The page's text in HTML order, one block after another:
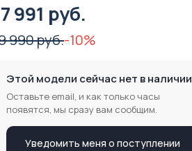
991 руб.
990 руб.-10%
Этой модели сейчас нет в наличии
Оставьте email, и как только часы
появятся, мы сразу вам сообщим.
Уведомить меня о поступлении